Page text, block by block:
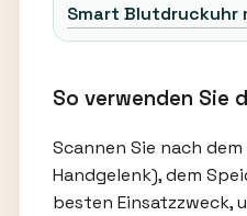
Smart
So verwenden Sie
Scannen Sie nach
Handgelenk), dem
besten Einsatzzweck,